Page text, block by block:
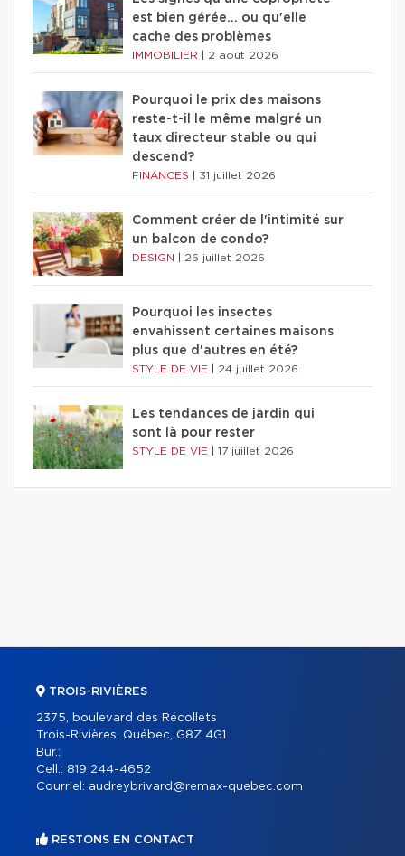
est bien gérée… ou qu'elle
cache des problèmes
IMMOBILIER 2 août 2026
Pourquoi le prix des maisons
reste-t-il le même malgré un
taux directeur stable ou qui
descend?
FINANCES 31 juillet 2026
Comment créer de l'intimité sur
un balcon de condo?
DESIGN 26 juillet 2026
Pourquoi les insectes
envahissent certaines maisons
plus que d'autres en été?
STYLE DE VIE 24 juillet 2026
Les tendances de jardin qui
sont là pour rester
STYLE DE VIE 17 juillet 2026
TROIS-RIVIÈRES
2375, boulevard des Récollets
Trois-Rivières, Québec, G8Z 4G1
Bur.:
Cell.: 819 244-4652
Courriel: audreybrivard@remax-quebec.com
RESTONS EN CONTACT